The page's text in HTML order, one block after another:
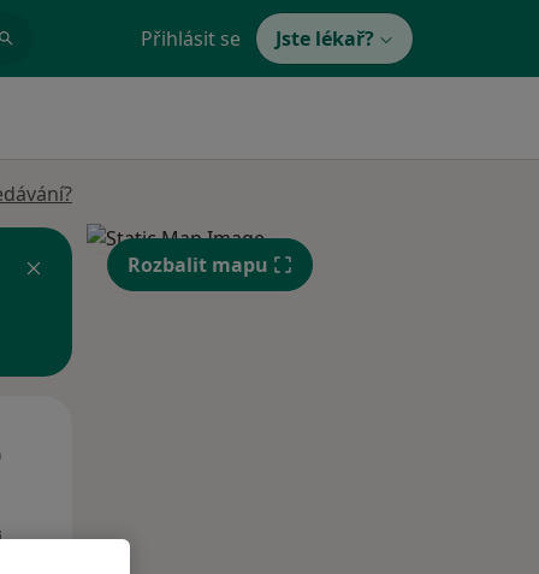
Přihlásit se Jste lékař?
Rozbalit mapu